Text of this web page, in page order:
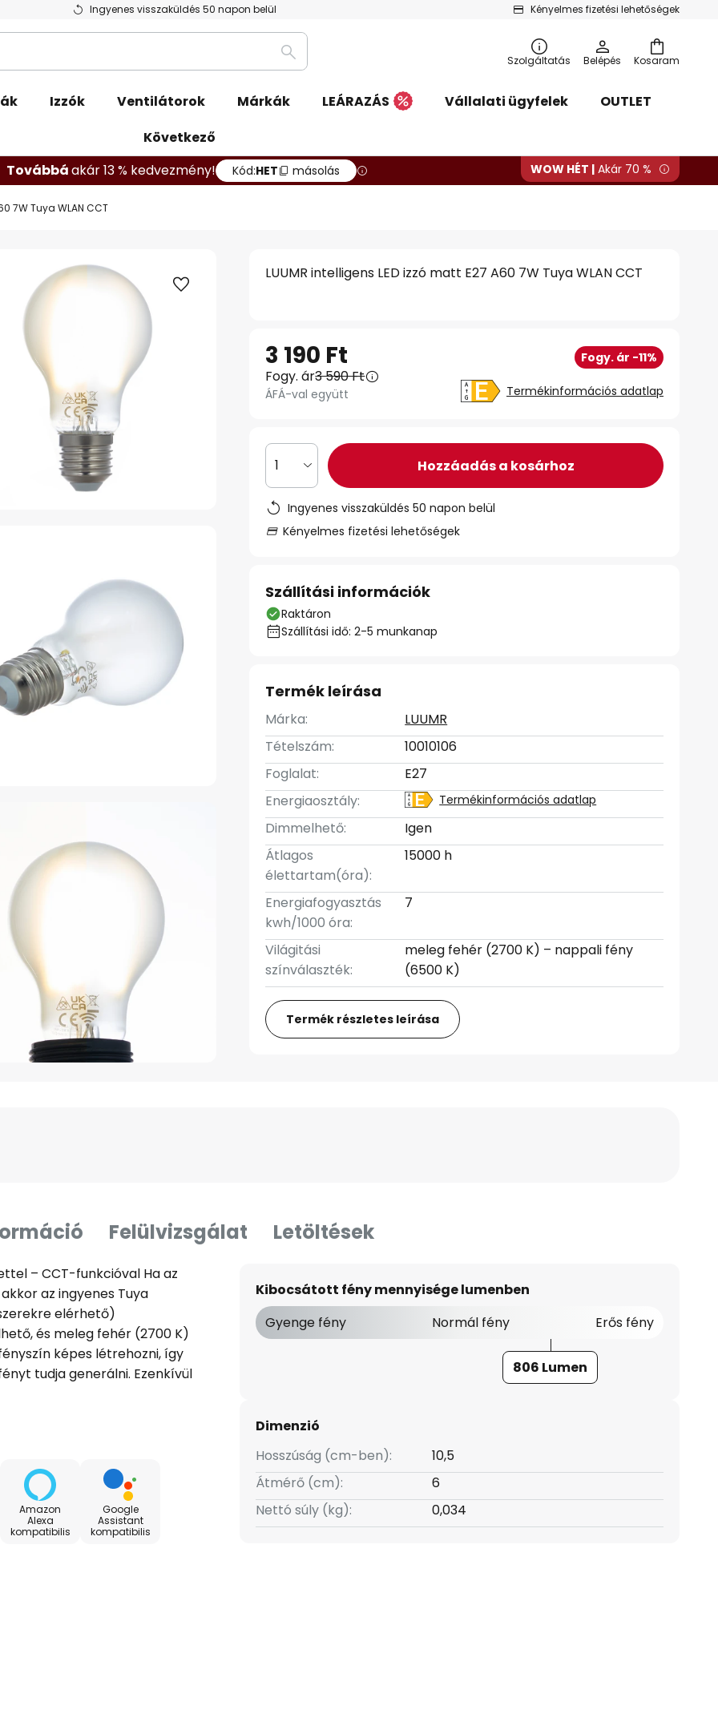
Ingyenes visszaküldés 50 napon belül Kényelmes fizetési lehetőségek
Kosaram
Keresés
Szolgáltatás Belépés
Izzók Ventilátorok Márkák LEÁRAZÁS Vállalati ügyfelek
OUTLET
Következő
Továbbáakár 13 % kedvezmény! Kód:HET másolás WOW HÉT | Akár 70 %
7W Tuya WLAN CCT
LUUMR intelligens LED izzó matt E27 A60 7W Tuya WLAN CCT
3 190 Ft Fogy. ár -11%
Fogy. ár3 590 Ft
ÁFÁ-val együtt Termékinformációs adatlap
1 Hozzáadás a kosárhoz
Ingyenes visszaküldés 50 napon belül
Kényelmes fizetési lehetőségek
Szállítási információk
Raktáron
Szállítási idő: 2-5 munkanap
Termék leírása
Márka:
LUUMR
Tételszám:
10010106
Foglalat:
E27
Energiaosztály:
Termékinformációs adatlap
Dimmelhető:
Igen
Átlagos
élettartam(óra):
15000 h
Energiafogyasztás
kwh/1000 óra:
7
Világitási
színválaszték:
meleg fehér (2700 K) – nappali fény
(6500 K)
Termék részletes leírása
Felülvizsgálat Letöltések
– CCT-funkcióval Ha az
az ingyenes Tuya
elérhető)
és meleg fehér (2700 K)
képes létrehozni, így
tudja generálni. Ezenkívül
segítségével
letölthető a
id6470302637
Amazon
Alexa
kompatibilis
Google
Assistant
kompatibilis
Kibocsátott fény mennyisége lumenben
Gyenge fény
Normál fény Erős fény
806 Lumen
Dimenzió
Hosszúság (cm-ben):
10,5
Átmérő (cm):
6
Nettó súly (kg):
0,034